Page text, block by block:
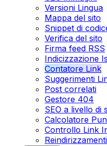
Versioni Lingua
Mappa del sito
Snippet di
Verifica del sito
Firma feed RSS
Indicizzazione
Contatore Link
Suggerimenti
Post correlati
Gestore 404
SEO a livello di
Calcolatore
Controllo Link
Reindirizzamenti